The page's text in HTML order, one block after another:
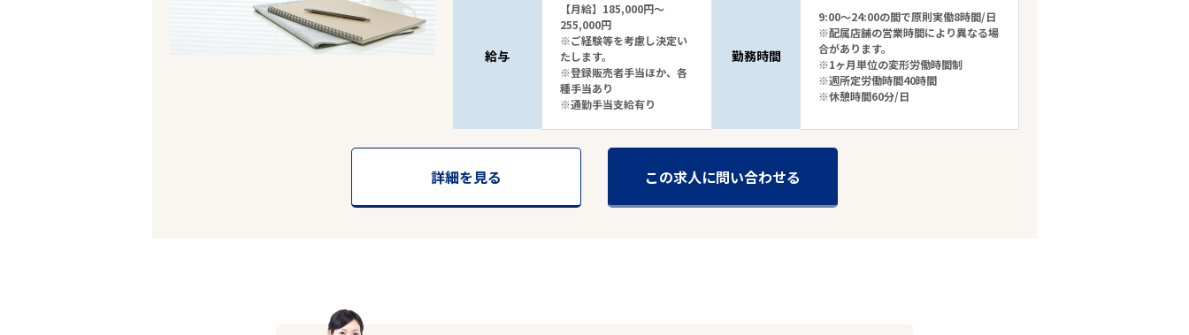
給与
【月給】185,000円～
255,000円
※ご経験等を考慮し決定い
たします。
※登録販売者手当ほか、各
種手当あり
※通勤手当支給有り
勤務時間
9:00～24:00の間で原則実働8時間/日
※配属店舗の営業時間により異なる場
合があります。
※1ヶ月単位の変形労働時間制
※週所定労働時間40時間
※休憩時間60分/日
詳細を見る この求人に問い合わせる